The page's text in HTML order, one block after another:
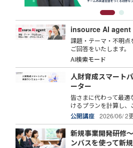
insource AI agent
課題・テーマ・不明点
ご回答をいたします。
AI検索モード
人財育成スマート
ーター
皆さまに代わって最
けるプランを計算し、
公開講座
2026/06/ 2
新規事業開発研修
ンバスを使って新